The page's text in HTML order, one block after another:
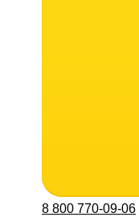
8 800 770-09-06